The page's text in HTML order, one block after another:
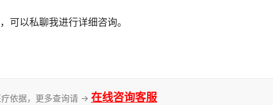
可以私聊我进行详细咨询。
依据，更多查询请 → 在线咨询客服